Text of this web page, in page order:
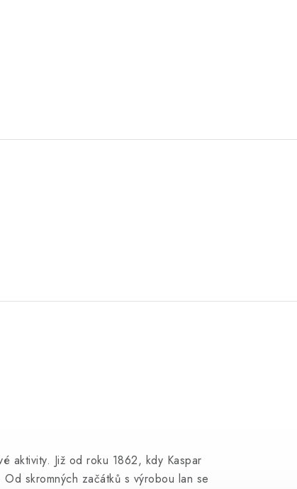
aktivity. Již od roku 1862, kdy Kaspar
skromných začátků s výrobou lan se